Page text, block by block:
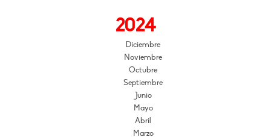
2024
Diciembre
Noviembre
Octubre
Septiembre
Junio
Mayo
Abril
Marzo